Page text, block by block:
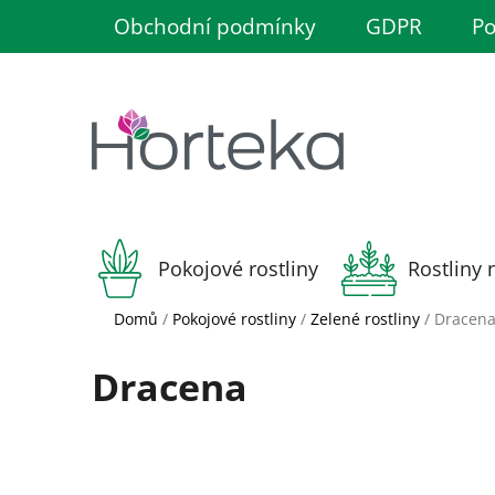
obsah
Obchodní podmínky GDPR
Pokojové rostliny Rostliny
Domů / Pokojové rostliny / Zelené rostliny / Dracena
Dracena